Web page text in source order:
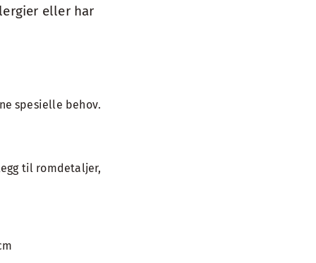
eller har
spesielle behov.
til romdetaljer,